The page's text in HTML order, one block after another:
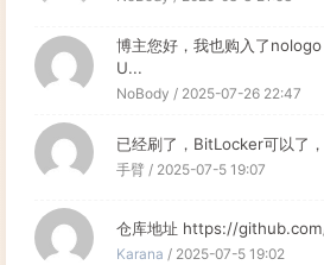
博主您好，我也购入了
U...
NoBody / 2025-07-26 22:47
已经刷了，BitLocker可以了
手臂 / 2025-07-5 19:07
仓库地址 https://
Karana / 2025-07-5 19:02